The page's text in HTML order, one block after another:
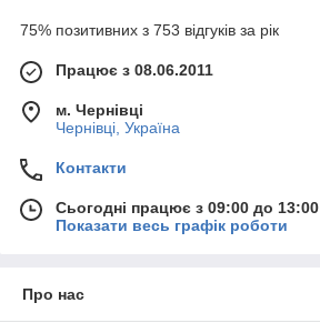
75% позитивних з 753 відгуків за рік
Працює з 08.06.2011
м. Чернівці
Чернівці, Україна
Контакти
Сьогодні працює з 09:00 до 13:00
Показати весь графік роботи
Про нас